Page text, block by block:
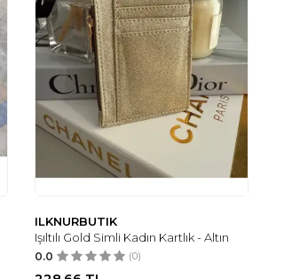
ILKNURBUTIK
Işıltılı Gold Simli Kadın Kartlık - Altın
0.0 (0)